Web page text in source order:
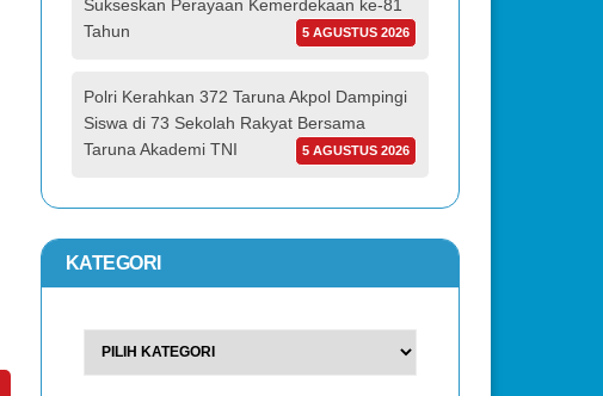
Sukseskan Perayaan Kemerdekaan ke-81
Tahun
5 AGUSTUS 2026
Polri Kerahkan 372 Taruna Akpol Dampingi
Siswa di 73 Sekolah Rakyat Bersama
Taruna Akademi TNI
5 AGUSTUS 2026
KATEGORI